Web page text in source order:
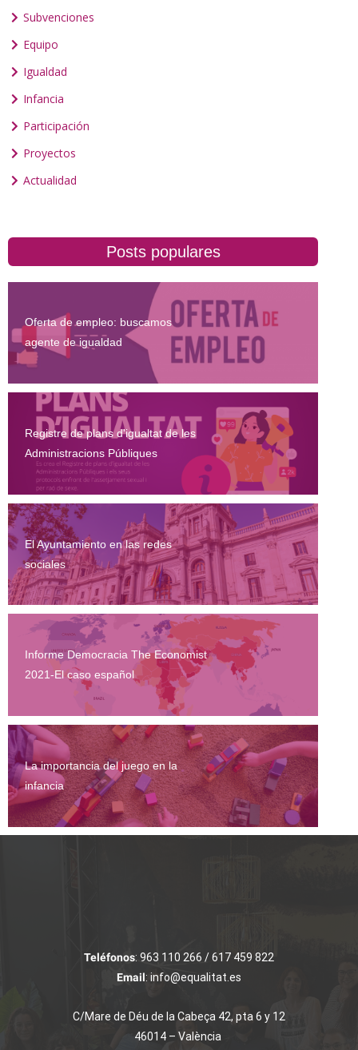
Subvenciones
Equipo
Igualdad
Infancia
Participación
Proyectos
Actualidad
Posts populares
Oferta de empleo: buscamos
agente de igualdad
Registre de plans d'igualtat de les
Administracions Públiques
El Ayuntamiento en las redes
sociales
Informe Democracia The Economist
2021-El caso español
La importancia del juego en la
infancia
Teléfonos: 963 110 266 / 617 459 822
Email: info@equalitat.es
C/Mare de Déu de la Cabeça 42, pta 6 y 12
46014 – València